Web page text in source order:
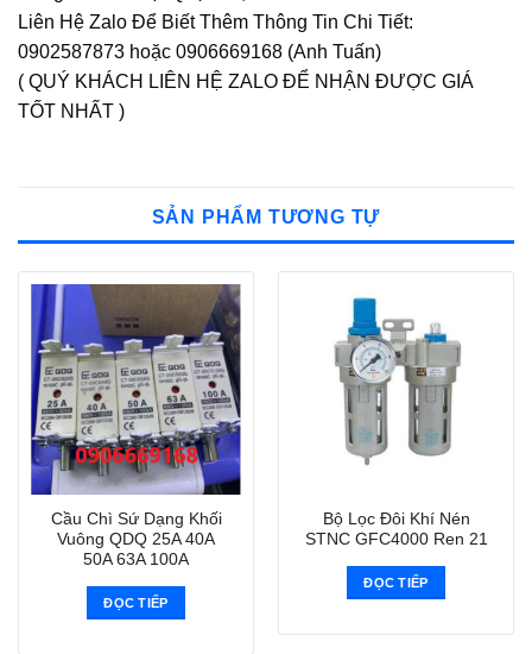
Liên Hệ Zalo Để Biết Thêm Thông Tin Chi Tiết:
0902587873 hoặc 0906669168 (Anh Tuấn)
( QUÝ KHÁCH LIÊN HỆ ZALO ĐỂ NHẬN ĐƯỢC GIÁ
TỐT NHẤT )
SẢN PHẨM TƯƠNG TỰ
Cầu Chì Sứ Dạng Khối
Vuông QDQ 25A 40A
50A 63A 100A
ĐỌC TIẾP
Bộ Lọc Đôi Khí Nén
STNC GFC4000 Ren 21
ĐỌC TIẾP